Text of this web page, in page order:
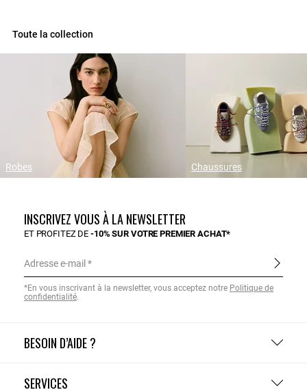
Toute la collection
Robes Chaussures
BESOIN D’AIDE ?
SERVICES
INSCRIVEZ VOUS À LA NEWSLETTER
ET PROFITEZ DE-10% SUR VOTRE PREMIER ACHAT*
Adresse e-mail
*En vous inscrivant à la newsletter, vous acceptez notre Politique de
confidentialité.